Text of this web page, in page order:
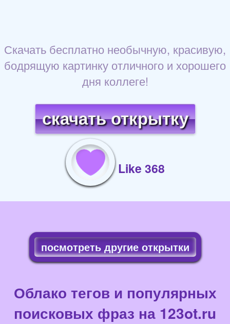
Скачать бесплатно необычную, красивую,
бодрящую картинку отличного и хорошего
дня коллеге!
скачать открытку
Like 368
посмотреть другие открытки
Облако тегов и популярных
поисковых фраз на 123ot.ru